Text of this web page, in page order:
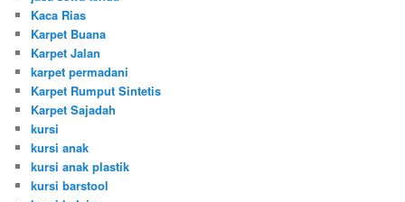
Kaca Rias
Karpet Buana
Karpet Jalan
karpet permadani
Karpet Rumput Sintetis
Karpet Sajadah
kursi
kursi anak
kursi anak plastik
kursi barstool